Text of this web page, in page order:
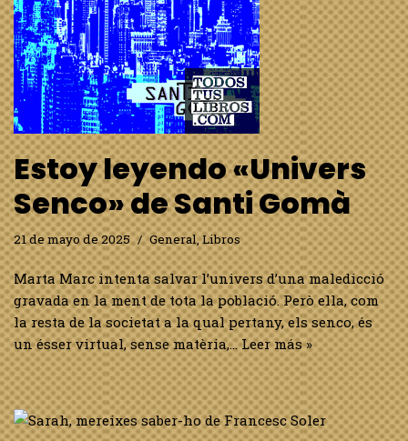
Estoy leyendo «Univers
Senco» de Santi Gomà
21 de mayo de 2025 General,Libros
Marta Marc intenta salvar l’univers d’una maledicció
gravada en la ment de tota la població. Però ella, com
la resta de la societat a la qual pertany, els senco, és
un ésser virtual, sense matèria,…Leer más »